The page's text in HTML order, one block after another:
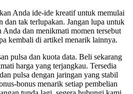
Anda ide-ide kreatif untuk memulai
dan tak terlupakan. Jangan lupa untuk
Anda dan menikmati momen tersebut
kembali di artikel menarik lainnya.
pulsa dan kuota data. Beli sekarang
harga yang terjangkau. Tersedia
pulsa dengan jaringan yang stabil
bonus menarik setiap pembelian